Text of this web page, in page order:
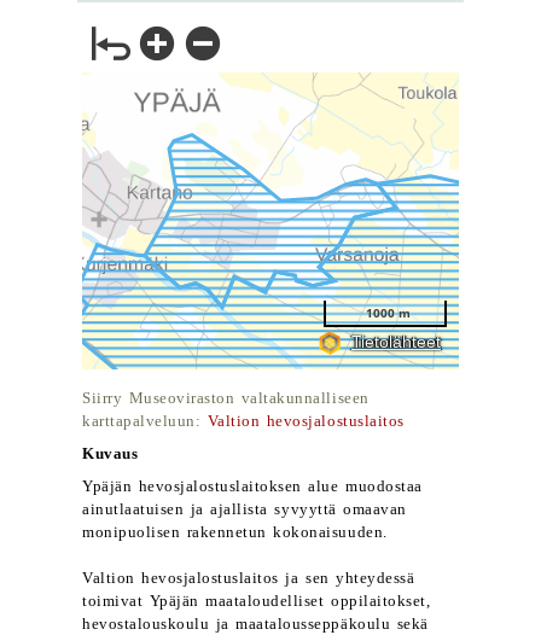
Siirry Museoviraston valtakunnalliseen
karttapalveluun: Valtion hevosjalostuslaitos
Kuvaus
Ypäjän hevosjalostuslaitoksen alue muodostaa
ainutlaatuisen ja ajallista syvyyttä omaavan
monipuolisen rakennetun kokonaisuuden.
Valtion hevosjalostuslaitos ja sen yhteydessä
toimivat Ypäjän maataloudelliset oppilaitokset,
hevostalouskoulu ja maatalousseppäkoulu sekä